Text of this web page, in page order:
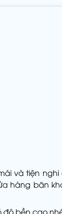
và tiện nghi
hàng băn
độ bền cao